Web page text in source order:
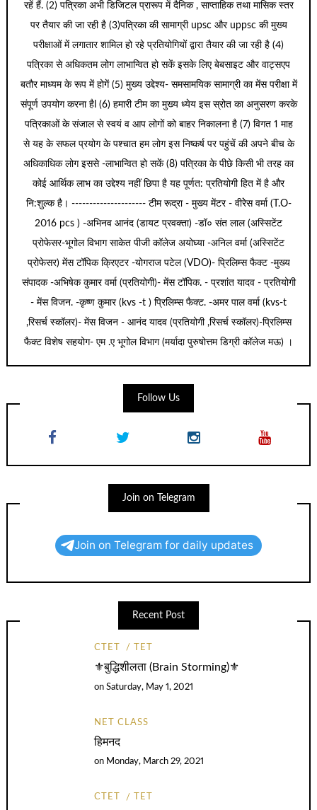
रहें हैं. (2) पत्रिका अभी डिजिटल प्रारूप में दैनिक , साप्ताहिक तथा मासिक स्तर
पर तैयार की जा रही है (3)पत्रिका की सामाग्री upsc और uppsc की मुख्य
परीक्षाओं में लगातार शामिल हो रहे प्रतियोगियों द्वारा तैयार की जा रही है (4)
पत्रिका से अधिकतम लोग लाभान्वित हो सकें इसके लिए बेबसाइट और वाट्सएप
बतौर माध्यम के रूप में होगें (5) मुख्य उद्देश्य- समसामयिक सामाग्री का मेंस परीक्षा में
संपूर्ण उपयोग करना हैl (6) हमारी टीम का मुख्य ध्येय इस स्रोत का अनुसरण करके
पत्रिकाओं के संजाल से स्वयं व आप लोगों को बाहर निकालना है (7) विगत 1 माह
से यह के सफल प्रयोग के पश्चात हम लोग इस निष्कर्ष पर पहुंचें की अपने बीच के
अधिकाधिक लोग इससे -लाभान्वित हो सकें (8) पत्रिका के पीछे किसी भी तरह का
कोई आर्थिक लाभ का उद्देश्य नहीं छिपा है यह पूर्णत: प्रतियोगी हित में है और
नि:शुल्क है। --------------------- टीम रूद्रा - मुख्य मेंटर - वीरेेस वर्मा (T.O-
2016 pcs ) -अभिनव आनंद (डायट प्रवक्ता) -डॉ० संत लाल (अस्सिटेंट
प्रोफेसर-भूगोल विभाग साकेत पीजी कॉलेज अयोघ्या -अनिल वर्मा (अस्सिटेंट
प्रोफेसर) मेंस टॉपिक क्रिएटर -योगराज पटेल (VDO)- प्रिलिम्स फैक्ट -मुख्य
संपादक -अभिषेक कुमार वर्मा (प्रतियोगी)- मेंस टॉपिक. - प्रशांत यादव - प्रतियोगी
- मेंस विजन. -कृष्ण कुमार (kvs -t ) प्रिलिम्स फैक्ट. -अमर पाल वर्मा (kvs-t
,रिसर्च स्कॉलर)- मेंस विजन - आनंद यादव (प्रतियोगी ,रिसर्च स्कॉलर)-प्रिलिम्स
फैक्ट विशेष सहयोग- एम .ए भूगोल विभाग (मर्यादा पुरुषोत्तम डिग्री कॉलेज मऊ) ।
Follow Us
Join on Telegram
Join on Telegram for daily updates
Recent Post
CTET TET
⚜️बुद्धिशीलता (Brain Storming)⚜️
onSaturday, May 1, 2021
NET CLASS
हिमनद
on Monday, March 29, 2021
CTET TET